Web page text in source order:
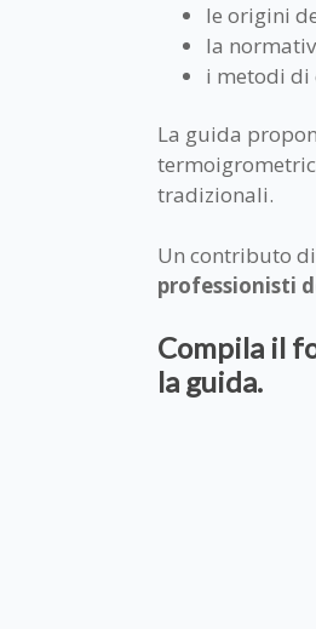
le origini
la
i metodi di
La guida
tradizionali.
Un contributo
professionisti
Compila il
la guida.